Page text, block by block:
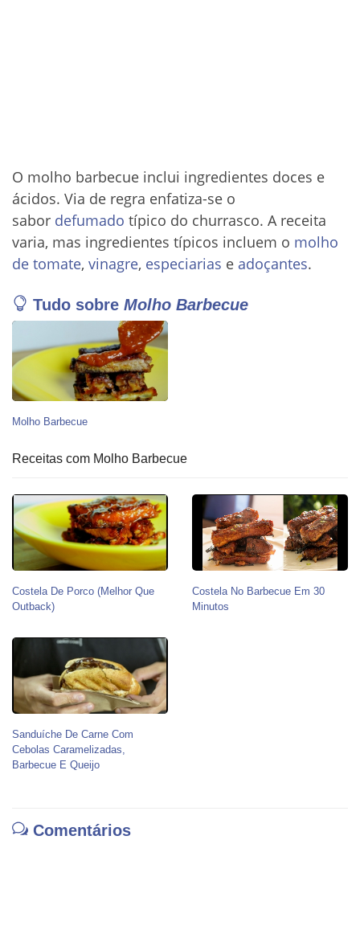
O molho barbecue inclui ingredientes doces e
ácidos. Via de regra enfatiza-se o
sabor defumado típico do churrasco. A receita
varia, mas ingredientes típicos incluem o molho
de tomate, vinagre, especiarias e adoçantes.
Tudo sobre Molho Barbecue
Molho Barbecue
Receitas com Molho Barbecue
Costela De Porco (Melhor Que
Outback)
Costela No Barbecue Em 30
Minutos
Sanduíche De Carne Com
Cebolas Caramelizadas,
Barbecue E Queijo
Comentários